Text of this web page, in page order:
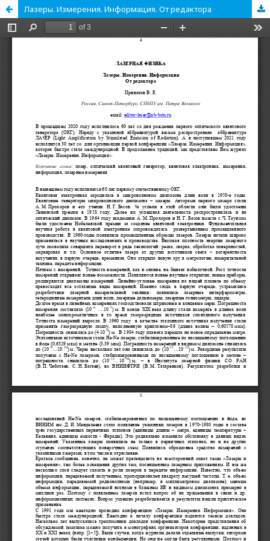
Лазеры. Измерения. Информация. От редактора